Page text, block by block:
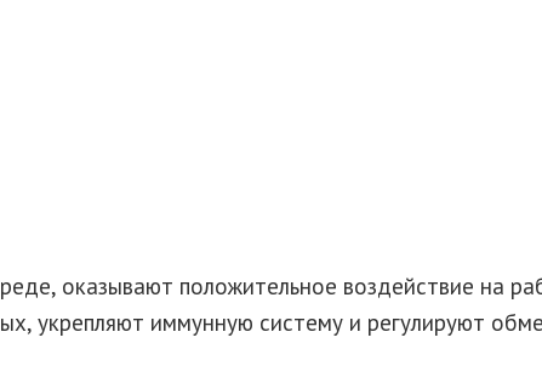
оказывают положительное воздействие на
укрепляют иммунную систему и регулируют